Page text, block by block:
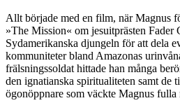
Allt började med en film, när Magnus
»The Mission« om jesuitprästen Fader
Sydamerikanska djungeln för att dela
kommuniteter bland Amazonas
frälsningssoldat hittade han många
den ignatianska spiritualiteten samt de
ögonöppnare som väckte Magnus